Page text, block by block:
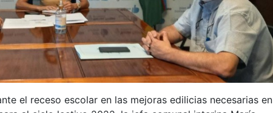
el receso escolar en las mejoras edilicias necesarias en